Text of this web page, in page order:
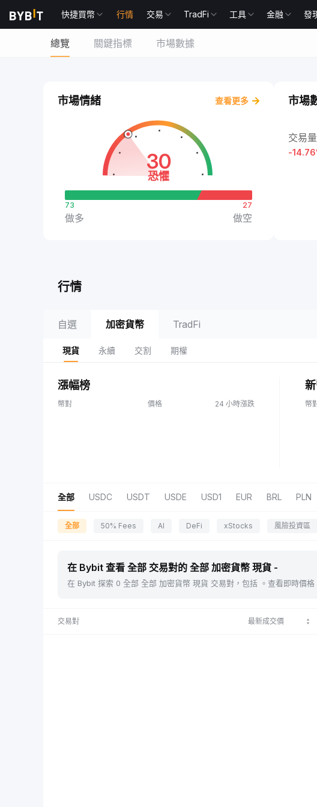
快捷買幣 行情 交易 TradFi 工具 金融 發
總覽 關鍵指標 市場數據
市場情緒 查看更多
30
恐懼
73
做多
27
做空
市場
交易量
-14.76
行情
自選 加密貨幣 TradFi
現貨 永續 交割 期權
漲幅榜
幣對 價格 24 小時漲跌 幣
全部 USDC USDT USDE USD1 EUR BRL PLN
全部 50% Fees AI DeFi xStocks 風險投資區
在 Bybit 查看 全部 交易對的 全部 加密貨幣 現貨 -
在 Bybit 探索 0 全部 全部 加密貨幣 現貨 交易對，包括 。查看即時價
交易對 最新成交價